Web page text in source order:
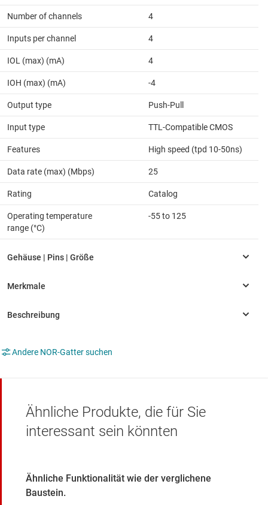
Number of channels 4
Inputs per channel 4
IOL (max) (mA) 4
IOH (max) (mA) -4
Output type Push-Pull
Input type TTL-Compatible CMOS
Features High speed (tpd 10-50ns)
Data rate (max) (Mbps) 25
Rating Catalog
Operating temperature
range (°C)
-55 to 125
Andere NOR-Gatter suchen
Ähnliche Produkte, die für Sie
interessant sein könnten
Ähnliche Funktionalität wie der verglichene
Baustein.